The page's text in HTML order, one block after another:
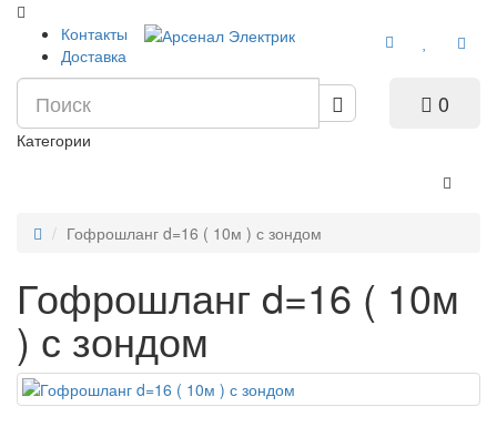
Контакты
Доставка
0
Категории
Гофрошланг d=16 ( 10м ) с зондом
Гофрошланг d=16 ( 10м
) с зондом